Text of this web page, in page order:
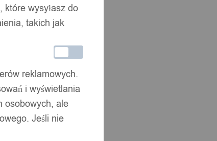
które wysyłasz do
takich jak
reklamowych.
i wyświetlania
osobowych, ale
Jeśli nie